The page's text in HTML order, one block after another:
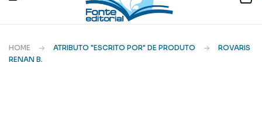
HOME ATRIBUTO "ESCRITO POR" DE PRODUTO
ROVARIS
RENAN B.